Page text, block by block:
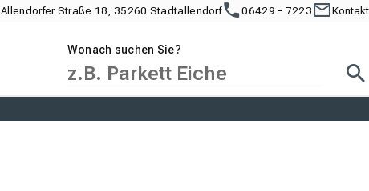
Allendorfer Straße 18, 35260 Stadtallendorf 06429 - 7223 Kontakt
Wonach suchen Sie?